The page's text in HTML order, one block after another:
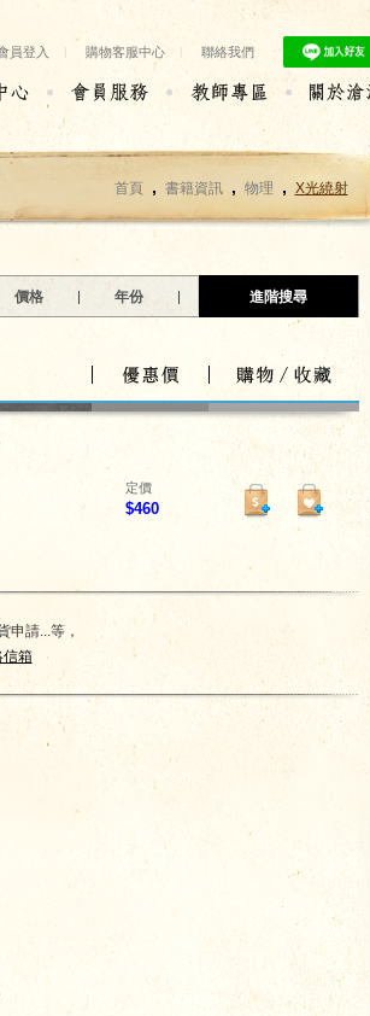
員登入 | 購物客服中心 | 聯絡我們
首頁 , 書籍資訊 , 物理 , X光繞射
價格 年份 進階搜尋
定價
$460
申請...等，
信箱